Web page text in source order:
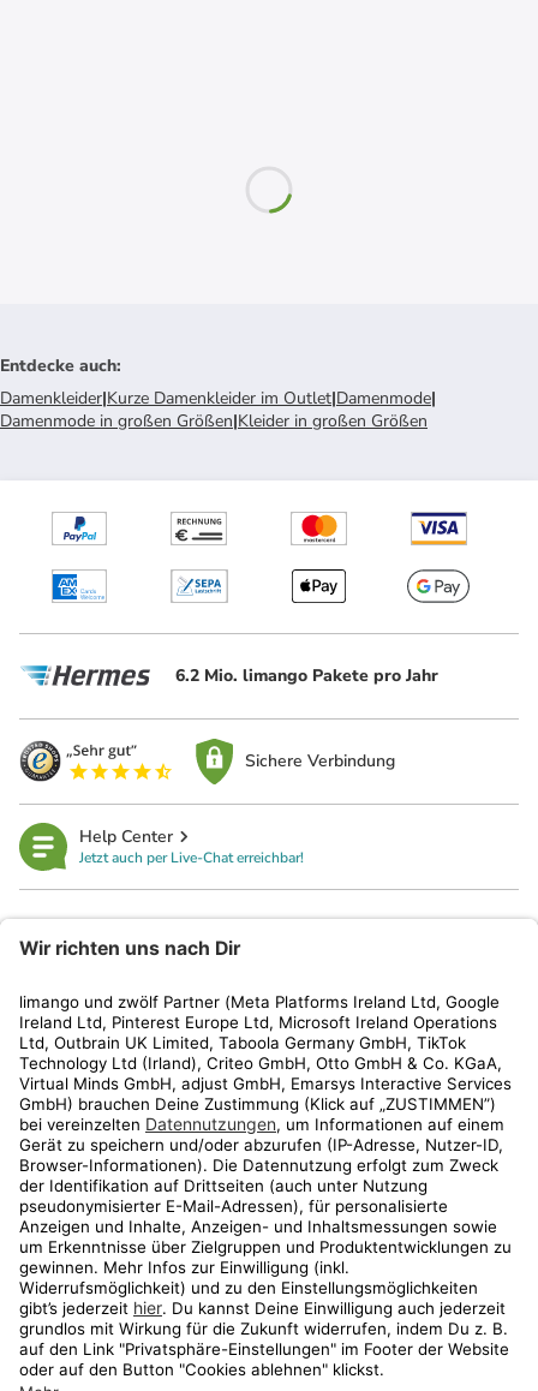
Entdecke auch:
Damenkleider|Kurze Damenkleider im Outlet|Damenmode|
Damenmode in großen Größen|Kleider in großen Größen
6.2 Mio. limango Pakete pro Jahr
Sichere Verbindung
Help Center
Jetzt auch per Live-Chat erreichbar!
Kundenservice
Shop
Aktionen
Travel